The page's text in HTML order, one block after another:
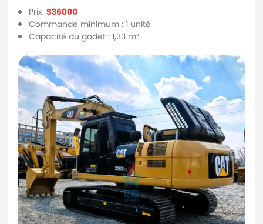
Prix:$36000
Commande minimum : 1 unité
Capacité du godet : 1,33 m³